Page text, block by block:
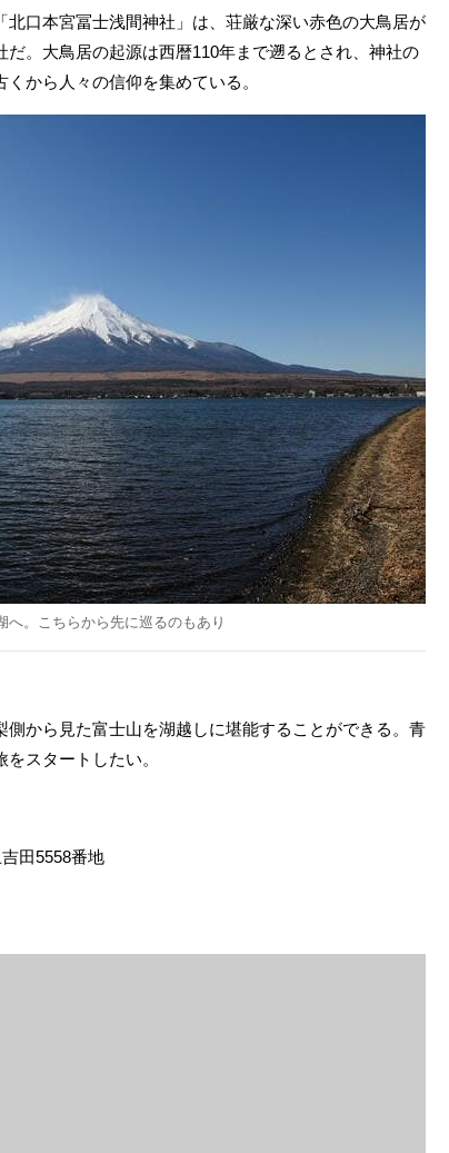
口本宮冨士浅間神社」は、荘厳な深い赤色の大鳥居が
。大鳥居の起源は西暦110年まで遡るとされ、神社の
から人々の信仰を集めている。
へ。こちらから先に巡るのもあり
から見た富士山を湖越しに堪能することができる。青
スタートしたい。
田5558番地